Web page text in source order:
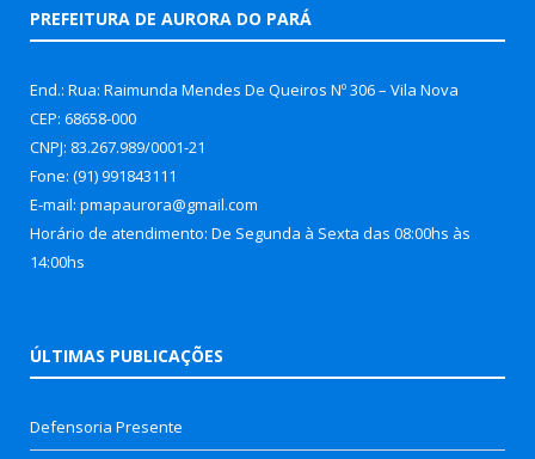
PREFEITURA DE AURORA DO PARÁ
End.: Rua: Raimunda Mendes De Queiros Nº 306 – Vila Nova
CEP: 68658-000
CNPJ: 83.267.989/0001-21
Fone: (91) 991843111
E-mail: pmapaurora@gmail.com
Horário de atendimento: De Segunda à Sexta das 08:00hs às
14:00hs
ÚLTIMAS PUBLICAÇÕES
Defensoria Presente